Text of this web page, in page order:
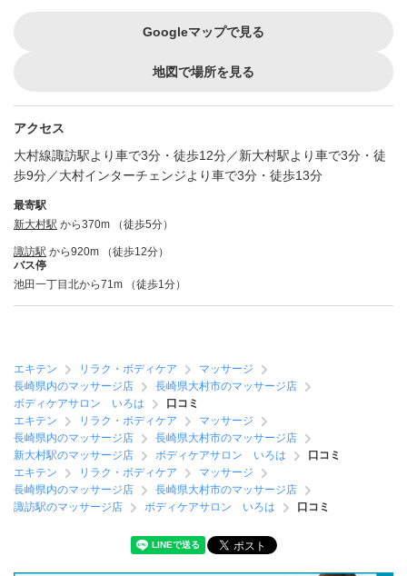
Googleマップで見る
地図で場所を見る
アクセス
大村線諏訪駅より車で3分・徒歩12分／新大村駅より車で3分・徒
歩9分／大村インターチェンジより車で3分・徒歩13分
最寄駅
新大村駅 から370m （徒歩5分）
諏訪駅 から920m （徒歩12分）
バス停
池田一丁目北から71m （徒歩1分）
エキテン リラク・ボディケア
マッサージ
長崎県内のマッサージ店
長崎県大村市のマッサージ店
ボディケアサロン いろは
口コミ
エキテン
リラク・ボディケア
マッサージ
長崎県内のマッサージ店
長崎県大村市のマッサージ店
新大村駅のマッサージ店
ボディケアサロン いろは
口コミ
エキテン
リラク・ボディケア
マッサージ
長崎県内のマッサージ店
長崎県大村市のマッサージ店
諏訪駅のマッサージ店
ボディケアサロン いろは 口コミ